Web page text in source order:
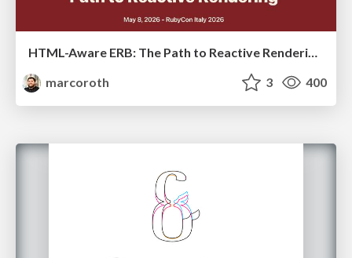
HTML-Aware ERB: The Path to Reactive Rendering @ RubyCon 2026, Rimini, Italy
marcoroth
3 400